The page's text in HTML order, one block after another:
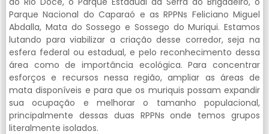
Parque Nacional do Caparaó e as RPPNs Feliciano Miguel
Abdalla, Mata do Sossego e Sossego do Muriqui. Estamos
lutando para viabilizar a criação desse corredor, seja na
esfera federal ou estadual, e pelo reconhecimento dessa
área como de importância ecológica. Para concentrar
esforços e recursos nessa região, ampliar as áreas de
mata disponíveis e para que os muriquis possam expandir
sua ocupação e melhorar o tamanho populacional,
principalmente dessas duas RPPNs onde temos grupos
literalmente isolados.